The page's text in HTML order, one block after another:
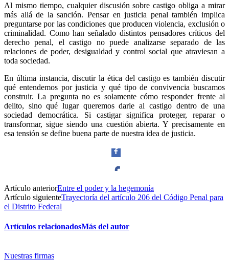
Al mismo tiempo, cualquier discusión sobre castigo obliga a mirar
más allá de la sanción. Pensar en justicia penal también implica
preguntarse por las condiciones que producen violencia, exclusión o
criminalidad. Como han señalado distintos pensadores críticos del
derecho penal, el castigo no puede analizarse separado de las
relaciones de poder, desigualdad y control social que atraviesan a
toda sociedad.
En última instancia, discutir la ética del castigo es también discutir
qué entendemos por justicia y qué tipo de convivencia buscamos
construir. La pregunta no es solamente cómo responder frente al
delito, sino qué lugar queremos darle al castigo dentro de una
sociedad democrática. Si castigar significa proteger, reparar o
transformar, sigue siendo una cuestión abierta. Y precisamente en
esa tensión se define buena parte de nuestra idea de justicia.
Facebook
Artículo anteriorEntre el poder y la hegemonía
Artículo siguienteTrayectoría del artículo 206 del Código Penal para
el Distrito Federal
Artículos relacionadosMás del autor
Nuestras firmas